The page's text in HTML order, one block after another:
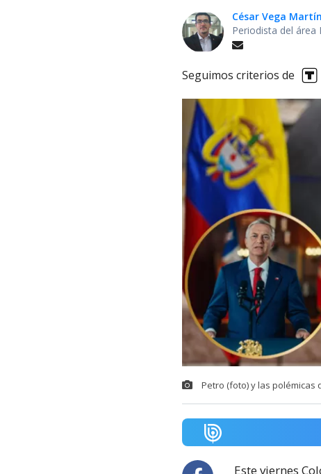
César Vega
Periodista del área
Seguimos criterios de
Petro (foto) y las polémicas
Este viernes